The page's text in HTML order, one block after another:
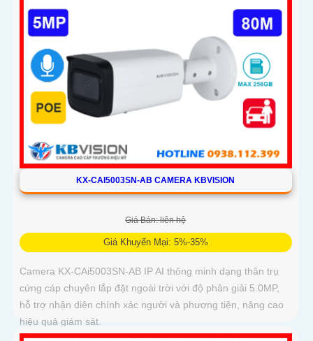
KX-CAI5003SN-AB CAMERA KBVISION
Giá Bán: liên hệ
Giá Khuyến Mại: 5%-35%
Camera KX-CAi5003SN-AB IP AI thông minh dạng thân trụ
cứng cáp chuyên lắp đặt ngoài trời với độ phân giải 5.0MP,
hỗ trợ nhận diện chính xác người và phương tiện, nâng cao
hiệu quả giám sát.